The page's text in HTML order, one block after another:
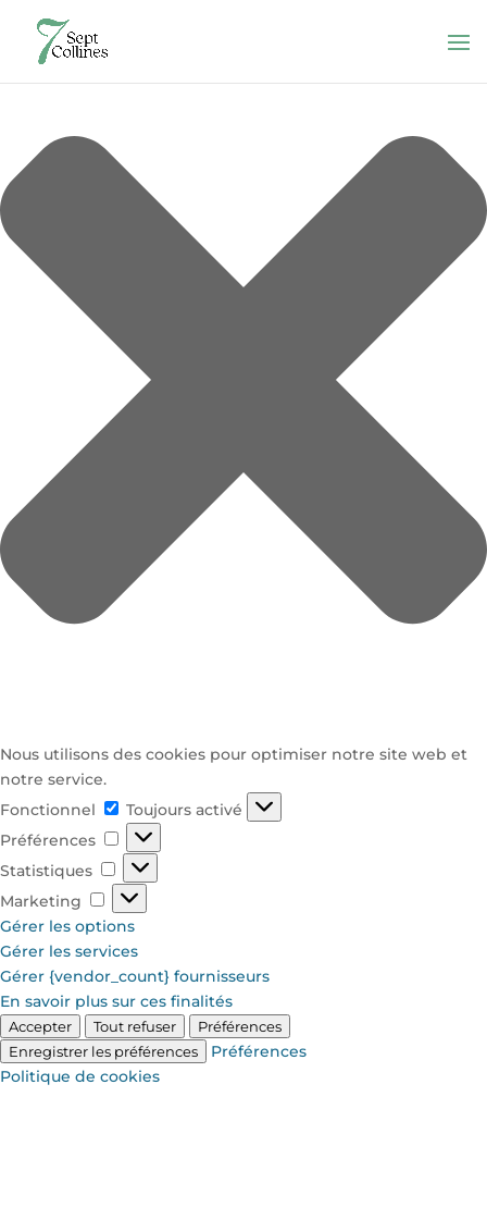
Nous utilisons des cookies pour optimiser notre site web et
notre service.
Fonctionnel
Fonctionnel
Toujours activé
Préférences
Préférences
Statistiques
Statistiques
Marketing
Marketing
Gérer les options
Gérer les services
Gérer {vendor_count} fournisseurs
En savoir plus sur ces finalités
Accepter Tout refuser
Préférences
Enregistrer les préférences
Préférences
Politique de cookies